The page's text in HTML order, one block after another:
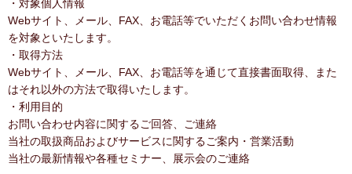
・対象個人情報
Webサイト、メール、FAX、お電話等でいただくお問い合わせ情報
を対象といたします。
・取得方法
Webサイト、メール、FAX、お電話等を通じて直接書面取得、また
はそれ以外の方法で取得いたします。
・利用目的
お問い合わせ内容に関するご回答、ご連絡
当社の取扱商品およびサービスに関するご案内・営業活動
当社の最新情報や各種セミナー、展示会のご連絡